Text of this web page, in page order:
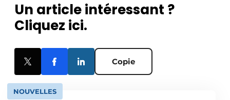
Un article intéressant ?
Cliquez ici.
Copie
NOUVELLES